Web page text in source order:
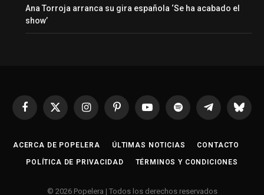
Ana Torroja arranca su gira española ‘Se ha acabado el
show’
Facebook
X
InstagramPinterestYouTubeSpotify Telegrama
ACERCA DE POPELERA ÚLTIMAS NOTICIAS CONTACTO
POLÍTICA DE PRIVACIDAD TÉRMINOS Y CONDICIONES
© 2026 Popelera | Todos los derechos reservados